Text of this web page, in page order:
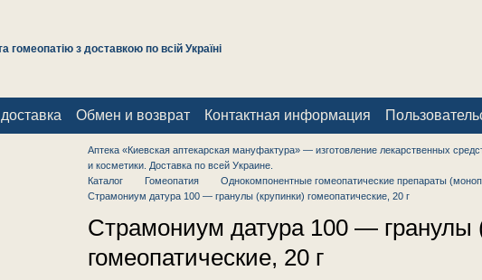
гомеопатію з доставкою по всій Україні
Обмен и возврат Контактная информация
Аптека «Киевская аптекарская мануфактура» — изготовление лекарственных
и косметики. Доставка по всей Украине.
Каталог
Гомеопатия
Однокомпонентные гомеопатические препараты
Страмониум датура 100 — гранулы (крупинки) гомеопатические, 20 г
Страмониум датура 100 — гранулы
гомеопатические, 20 г